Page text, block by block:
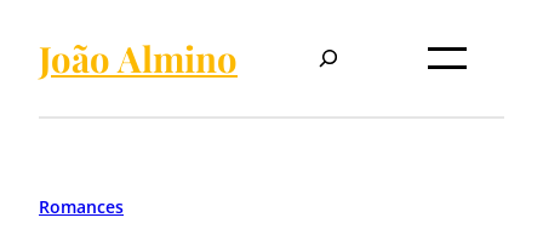
João Almino
Romances